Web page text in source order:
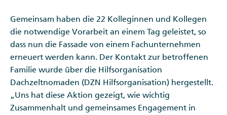
Gemeinsam haben die 22 Kolleginnen und Kollegen
die notwendige Vorarbeit an einem Tag geleistet, so
dass nun die Fassade von einem Fachunternehmen
erneuert werden kann. Der Kontakt zur betroffenen
Familie wurde über die Hilfsorganisation
Dachzeltnomaden (DZN Hilfsorganisation) hergestellt.
„Uns hat diese Aktion gezeigt, wie wichtig
Zusammenhalt und gemeinsames Engagement in